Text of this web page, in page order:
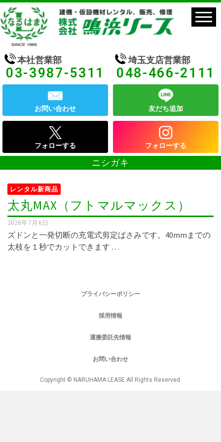
本社営業部
03-3987-5311
埼玉支店営業部
048-466-2111
お問い合わせ 友だち追加
フォローする フォローする
ニシガキ
レンタル新商品
太丸MAX（フトマルマックス）
2026年7月6日
ズドンと一発切断の充電式剪定ばさみです。40mmまでの
太枝を１秒でカットできます …
プライバシーポリシー
採用情報
運搬委託先情報
お問い合わせ
Copyright © NARUHAMA LEASE All Rights Reserved.